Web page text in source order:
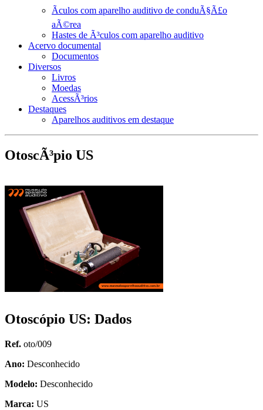
Ãculos com aparelho auditivo de conduÃ§Ã£o
aÃ©rea
Hastes de Ã³culos com aparelho auditivo
Acervo documental
Documentos
Diversos
Livros
Moedas
AcessÃ³rios
Destaques
Aparelhos auditivos em destaque
OtoscÃ³pio US
Otoscópio US: Dados
Ref. oto/009
Ano: Desconhecido
Modelo: Desconhecido
Marca: US